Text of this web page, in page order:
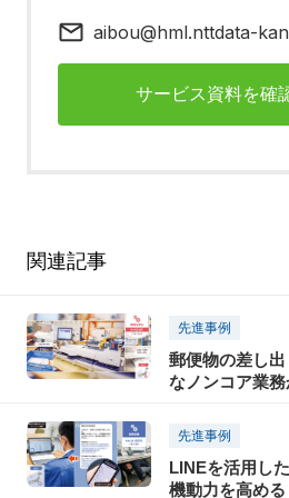
aibou@hml.nttdata-
サービス資料を確
関連記事
先進事例
郵便物の差し出
なノンコア業
先進事例
LINEを活用し
機動力を高める